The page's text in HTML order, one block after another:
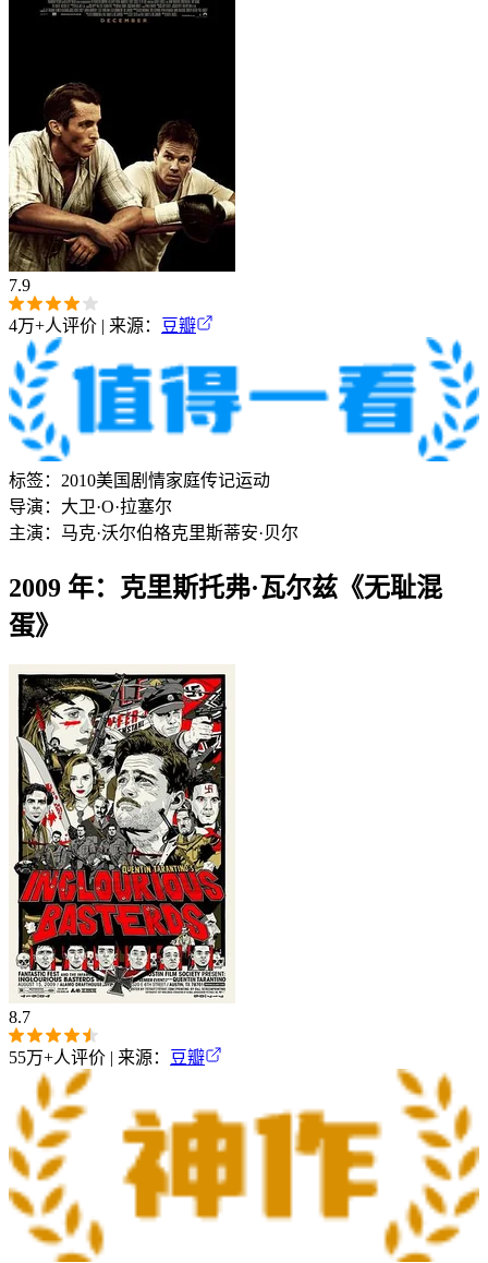
7.9
4万+人评价 | 来源： 豆瓣
标签： 2010美国剧情家庭传记运动
导演： 大卫·O·拉塞尔
主演： 马克·沃尔伯格克里斯蒂安·贝尔
2009 年：克里斯托弗·瓦尔兹《无耻混
蛋》
8.7
55万+人评价 | 来源： 豆瓣